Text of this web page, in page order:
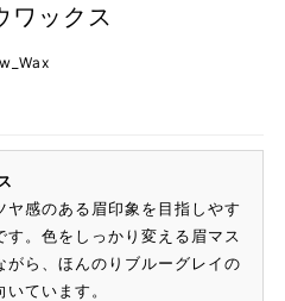
ワックス
感のある眉印象を目指しやす
。色をしっかり変える眉マス
ら、ほんのりブルーグレイの
ています。